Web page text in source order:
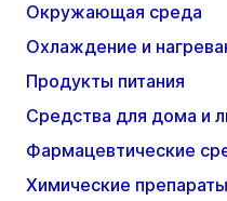
Окружающая среда
Охлаждение и
Продукты питания
Средства для дома и
Фармацевтические
Химические препараты